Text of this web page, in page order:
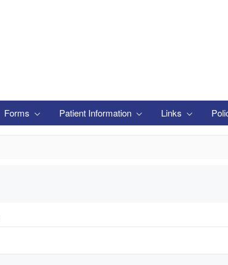
Forms Patient Information Links